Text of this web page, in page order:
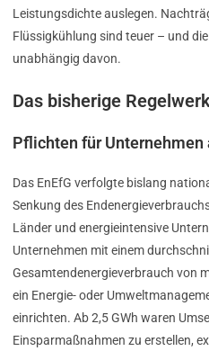
Leistungsdichte auslegen.
Flüssigkühlung sind teuer – und
unabhängig davon.
Das bisherige
Pflichten für Unternehmen
Das EnEfG verfolgte bislang
Senkung des
Länder und energieintensive
Unternehmen mit einem
Gesamtendenergieverbrauch von
ein Energie- oder
einrichten. Ab 2,5 GWh waren
Einsparmaßnahmen zu erstellen,